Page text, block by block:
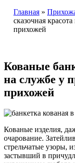
Главная »
сказочная
прихожей
Кованые
на службе у
прихожей
Кованые изделия,
очарование.
стрельчатые узоры,
застывший в